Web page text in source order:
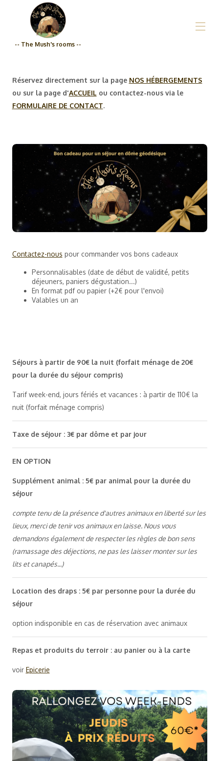
-- The Mush's rooms --
Wie zijn wij?_De kamers van de familie Mush
Nos hébergements_The Mush's rooms ▾
Supermarkt
Prijzen
Réservez directement sur la page NOS HÉBERGEMENTS
ou sur la page d'ACCUEIL ou contactez-nous via le
FORMULAIRE DE CONTACT.
Contactez-nous pour commander vos bons cadeaux
Personnalisables (date de début de validité, petits
déjeuners, paniers dégustation...)
En format pdf ou papier (+2€ pour l'envoi)
Valables un an
Séjours à partir de 90€ la nuit (forfait ménage de 20€
pour la durée du séjour compris)
Tarif week-end, jours fériés et vacances : à partir de 110€ la
nuit (forfait ménage compris)
Taxe de séjour : 3€ par dôme et par jour
EN OPTION
Supplément animal : 5€ par animal pour la durée du
séjour
compte tenu de la présence d'autres animaux en liberté sur les
lieux, merci de tenir vos animaux en laisse. Nous vous
demandons également de respecter les règles de bon sens
(ramassage des déjections, ne pas les laisser monter sur les
lits et canapés...)
Location des draps : 5€ par personne pour la durée du
séjour
option indisponible en cas de réservation avec animaux
Repas et produits du terroir : au panier ou à la carte
voir Epicerie